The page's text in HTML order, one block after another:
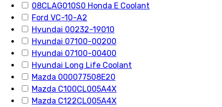
08CLAG010S0 Honda E Coolant
Ford VC-10-A2
Hyundai 00232-19010
Hyundai 07100-00200
Hyundai 07100-00400
Hyundai Long Life Coolant
Mazda 000077508E20
Mazda C100CL005A4X
Mazda C122CL005A4X